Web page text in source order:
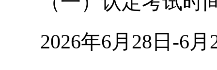
2026年6月 28 日 -6月